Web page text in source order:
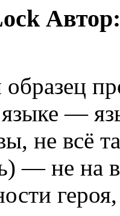
—
не всё
— не на